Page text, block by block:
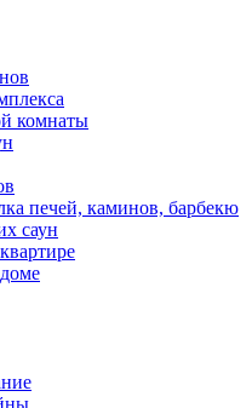
комнаты
печей, каминов, барбекю
саун